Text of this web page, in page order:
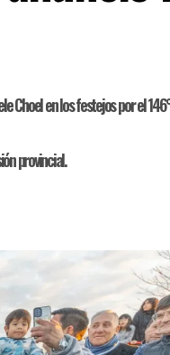
en los festejos por el
provincial.